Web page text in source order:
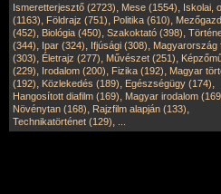
Ismeretterjesztő (2723), Mese (1554), Iskolai,
(1163), Földrajz (751), Politika (610),
(452), Biológia (450), Szakoktató (398),
(344), Ipar (324), Ifjúsági (308), Magyarország
(303), Életrajz (277), Művészet (251),
(229), Irodalom (200), Fizika (192), Magyar
(192), Közlekedés (189), Egészségügy (174),
Hangosított diafilm (169), Magyar irodalom
Növénytan (168), Rajzfilm alapján (133),
Technikatörténet (129),